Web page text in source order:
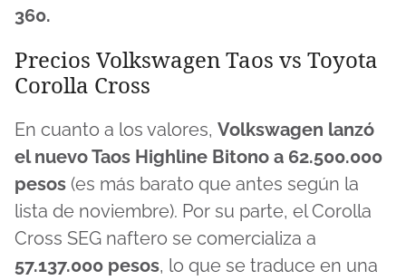
360.
Precios Volkswagen Taos vs Toyota
Corolla Cross
En cuanto a los valores, Volkswagen lanzó
el nuevo Taos Highline Bitono a 62.500.000
pesos (es más barato que antes según la
lista de noviembre). Por su parte, el Corolla
Cross SEG naftero se comercializa a
57.137.000 pesos, lo que se traduce en una